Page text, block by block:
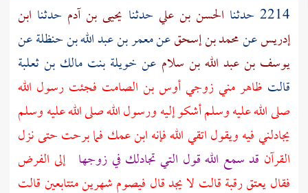
2214 حدثنا الحسن بن علي حدثنا يحيى بن آدم حدثنا ابن
إدريسعنمحمد بن إسحقعنمعمر بن عبد الله بن حنظلةعن
يوسف بن عبد الله بن سلام عن خويلة بنت مالك بن ثعلبة
قالت ظاهر مني زوجيأوس بن الصامت فجئت رسول الله
صلى الله عليه وسلم أشكو إليه ورسول الله صلى الله عليه وسلم
يجادلني فيه ويقول اتقي الله فإنه ابن عمك فما برحت حتى نزل
القرآن قد سمع الله قول التي تجادلك في زوجها إلى الفرض
فقال يعتق رقبة قالت لا يجد قال فيصوم شهرين متتابعين قالت